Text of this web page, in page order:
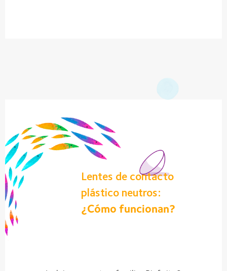
Lentes de contacto
plástico neutros:
¿Cómo funcionan?